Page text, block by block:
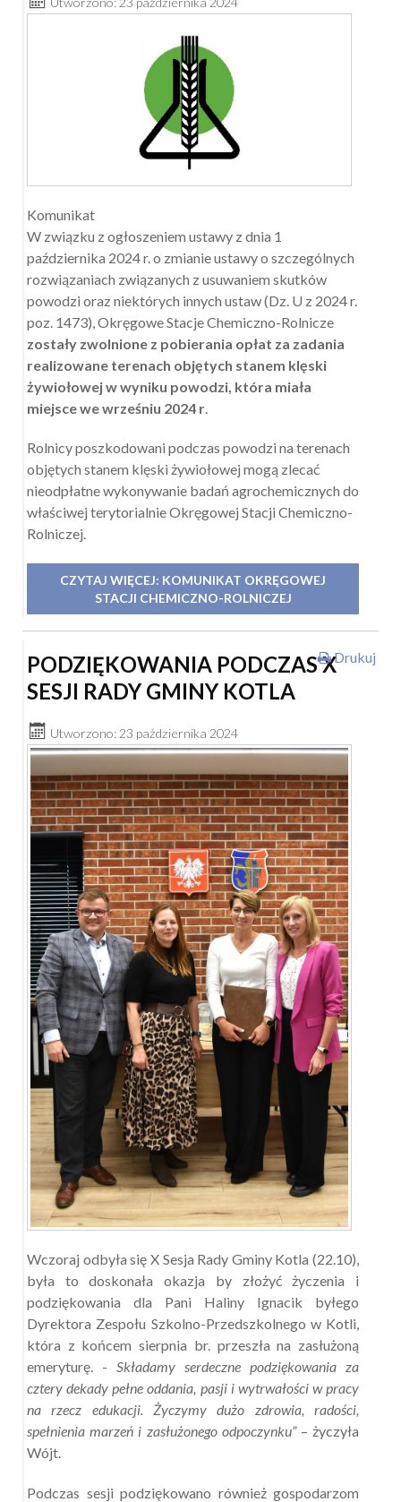
Komunikat
W związku z ogłoszeniem ustawy z dnia 1
października 2024 r. o zmianie ustawy o szczególnych
rozwiązaniach związanych z usuwaniem skutków
powodzi oraz niektórych innych ustaw (Dz. U z 2024 r.
poz. 1473), Okręgowe Stacje Chemiczno-Rolnicze
zostały zwolnione z pobierania opłat za zadania
realizowane terenach objętych stanem klęski
żywiołowej w wyniku powodzi, która miała
miejsce we wrześniu 2024 r
Rolnicy poszkodowani podczas powodzi na terenach
objętych stanem klęski żywiołowej mogą zlecać
nieodpłatne wykonywanie badań agrochemicznych do
właściwej terytorialnie Okręgowej Stacji Chemiczno-
Rolniczej.
CZYTAJ WIĘCEJ: KOMUNIKAT OKRĘGOWEJ
STACJI CHEMICZNO-ROLNICZEJ
PODZIĘKOWANIA PODCZAS X
SESJI RADY GMINY KOTLA
Utworzono: 23 października 2024
Drukuj
Wczoraj odbyła się X Sesja Rady Gminy Kotla (22.10),
była to doskonała okazja by złożyć życzenia i
podziękowania dla Pani Haliny Ignacik byłego
Dyrektora Zespołu Szkolno-Przedszkolnego w Kotli,
która z końcem sierpnia br. przeszła na zasłużoną
emeryturę. - Składamy serdeczne podziękowania za
cztery dekady pełne oddania, pasji i wytrwałości w pracy
na rzecz edukacji. Życzymy dużo zdrowia, radości,
spełnienia marzeń i zasłużonego odpoczynku”– życzyła
Wójt.
Podczas sesji podziękowano również gospodarzom